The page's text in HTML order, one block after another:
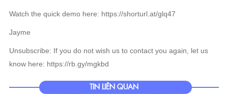
Watch the quick demo here: https://shorturl.at/glq47
Jayme
Unsubscribe: If you do not wish us to contact you again, let us
know here: https://rb.gy/mgkbd
TIN LIÊN QUAN